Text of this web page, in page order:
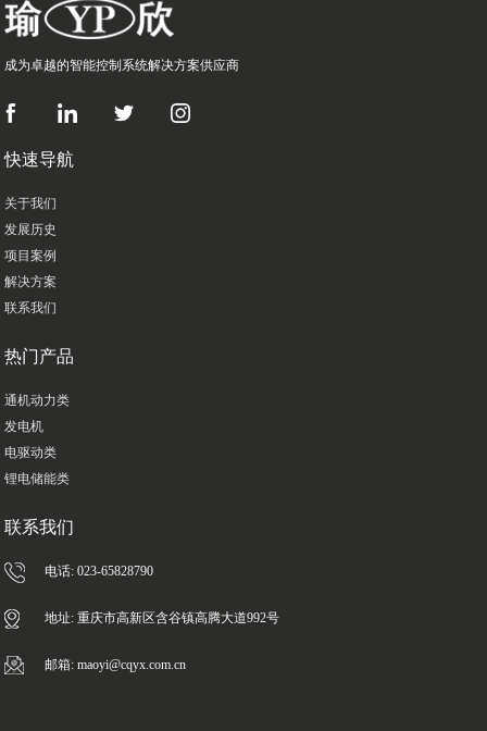
成为卓越的智能控制系统解决方案供应商
快速导航
关于我们
发展历史
项目案例
解决方案
联系我们
热门产品
通机动力类
发电机
电驱动类
锂电储能类
联系我们
电话: 023-65828790
地址: 重庆市高新区含谷镇高腾大道992号
邮箱: maoyi@cqyx.com.cn